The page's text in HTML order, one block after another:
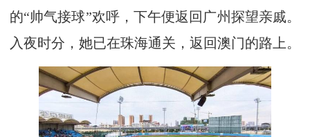
的“帅气接球”欢呼，下午便返回广州探望亲戚。
入夜时分，她已在珠海通关，返回澳门的路上。